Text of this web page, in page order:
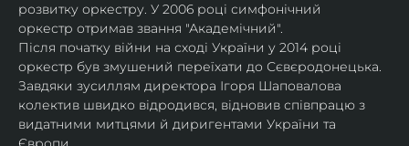
розвитку оркестру. У 2006 році симфонічний
оркестр отримав звання "Академічний".
Після початку війни на сході України у 2014 році
оркестр був змушений переїхати до Сєвєродонецька.
Завдяки зусиллям директора Ігоря Шаповалова
колектив швидко відродився, відновив співпрацю з
видатними митцями й диригентами України та